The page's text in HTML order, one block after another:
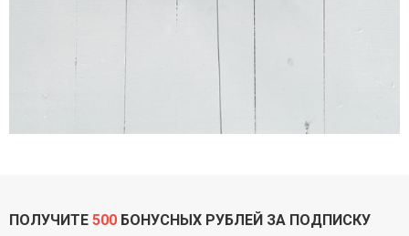
ПОЛУЧИТЕ 500 БОНУСНЫХ РУБЛЕЙ ЗА ПОДПИСКУ